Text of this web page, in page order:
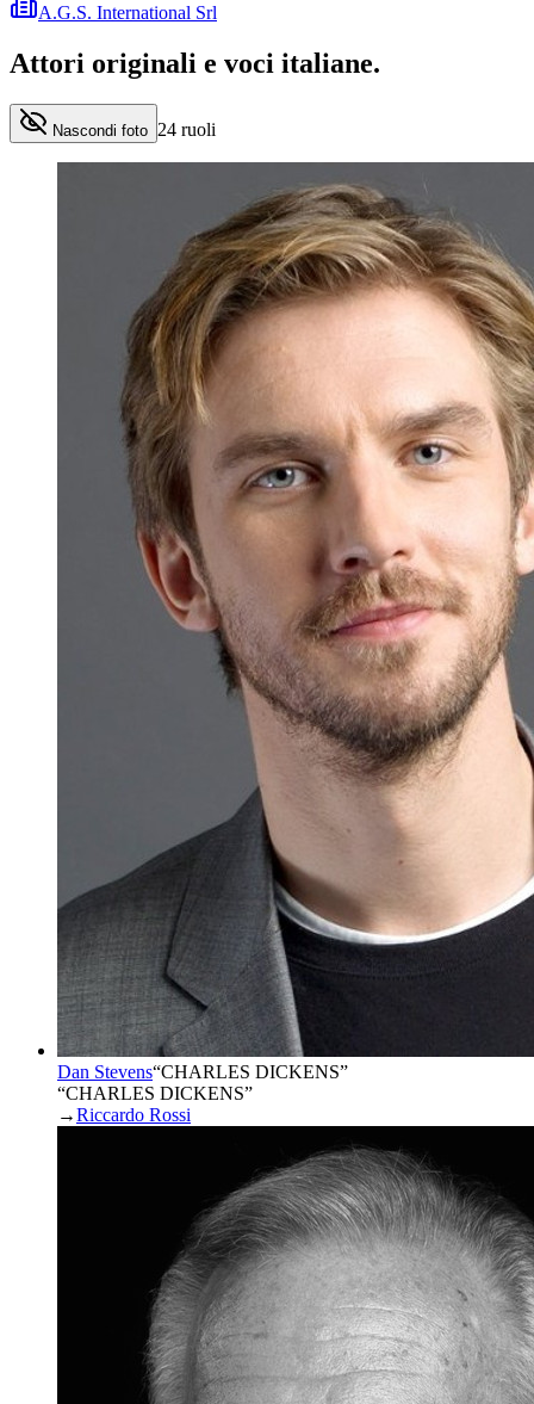
A.G.S. International Srl
Attori originali e voci italiane.
Nascondi foto 24 ruoli
Dan Stevens“CHARLES DICKENS”
“CHARLES DICKENS”
→Riccardo Rossi